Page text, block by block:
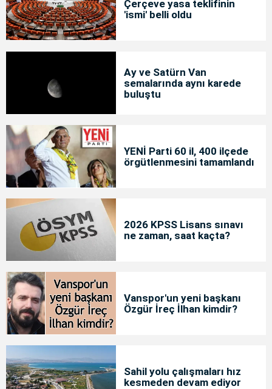
Çerçeve yasa teklifinin
'ismi' belli oldu
Ay ve Satürn Van
semalarında aynı karede
buluştu
YENİ Parti 60 il, 400 ilçede
örgütlenmesini tamamlandı
2026 KPSS Lisans sınavı
ne zaman, saat kaçta?
Vanspor'un yeni başkanı
Özgür İreç İlhan kimdir?
Sahil yolu çalışmaları hız
kesmeden devam ediyor